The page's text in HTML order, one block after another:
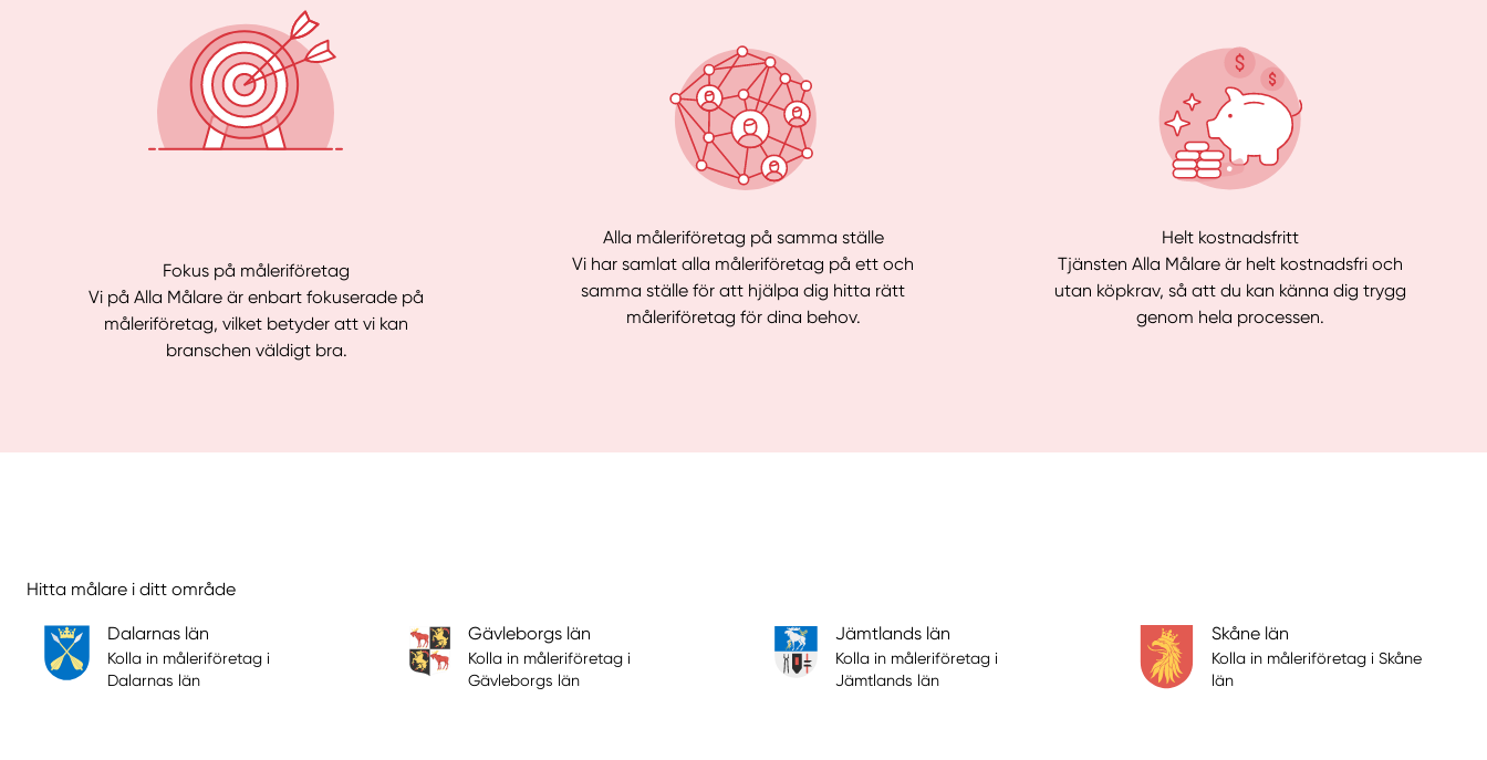
Fokus på måleriföretag
Vi på Alla Målare är enbart fokuserade på
måleriföretag, vilket betyder att vi kan
branschen väldigt bra.
Alla måleriföretag på samma ställe
Vi har samlat alla måleriföretag på ett och
samma ställe för att hjälpa dig hitta rätt
måleriföretag för dina behov.
Helt kostnadsfritt
Tjänsten Alla Målare är helt kostnadsfri och
utan köpkrav, så att du kan känna dig trygg
genom hela processen.
Hitta målare i ditt område
Dalarnas län
Kolla in måleriföretag i
Dalarnas län
Gävleborgs län
Kolla in måleriföretag i
Gävleborgs län
Jämtlands län
Kolla in måleriföretag i
Jämtlands län
Skåne län
Kolla in måleriföretag i Skåne
län